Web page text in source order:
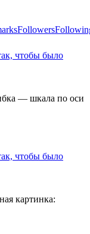
Followers
чтобы было
— шкала по оси
чтобы было
картинка: